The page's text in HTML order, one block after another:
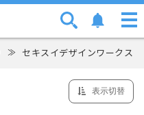
≫ セキスイデザインワークス
表示切替